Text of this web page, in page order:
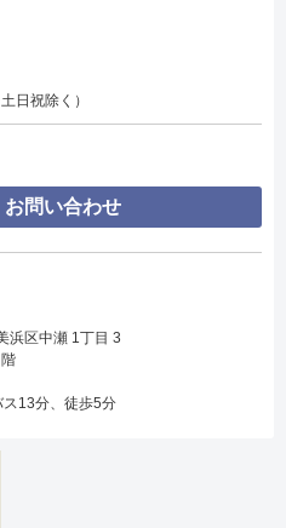
日祝除く）
お問い合わせ
区中瀬 1丁目 3
13分、徒歩5分